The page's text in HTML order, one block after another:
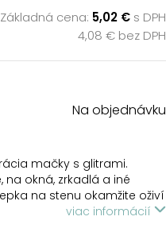
Základná cena: 5,02 € s DPH
4,08 € bez DPH
Na objednávku
mačky s glitrami.
na okná, zrkadlá a iné
na stenu okamžite oživí
detskú izbu či spálňu.
viac informácií